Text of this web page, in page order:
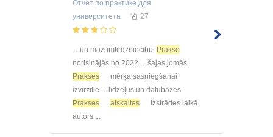
Отчёт по практике для
университета
27
... un mazumtirdzniecību. Prakse
norisinājās no 2022 ... šajas jomās.
Prakses
mērķa sasniegšanai
izvirzītie ... līdzeļus un datubāzes.
Prakses
atskaites
izstrādes laikā,
autors ...